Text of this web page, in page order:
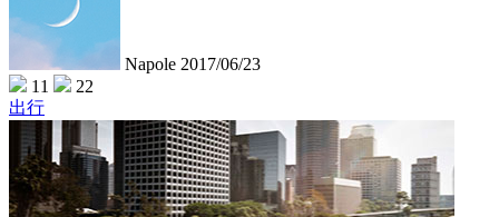
Napole 2017/06/23
11
22
出行